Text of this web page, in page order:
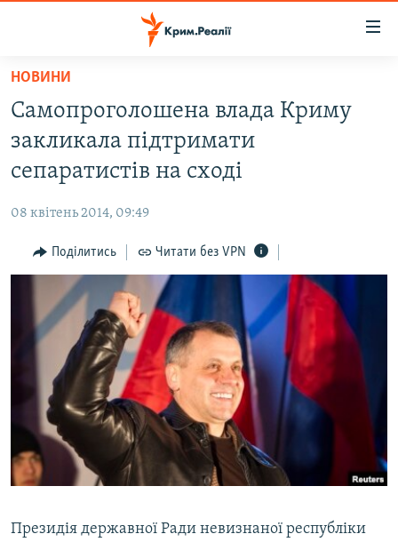
Перейти
основного
матеріалу
до
основної
Перейти
до
ВОДА.КРИМ
БЛОГИ
ПОГЛЯД
ІНТЕРВ'Ю
ВСЕ ЗА ДЕНЬ
СПЕЦПРОЕКТИ
ДЕПОРТАЦІЯ
ВІДЕОУРОКИ «ELIFBE»
СВІДЧЕННЯ ОКУПАЦІЇ
УКРАЇНСЬКА ПРОБЛЕМА КРИМУ
ЯК ОБІЙТИ БЛОКУВАННЯ
Русский
Qırımtatar
НОВИНИ
Самопроголошена влада Криму
закликала підтримати
сепаратистів на сході
08 квітень 2014, 09:49
Поділитись Читати без VPN
Президія державної Ради невизнаної республіки